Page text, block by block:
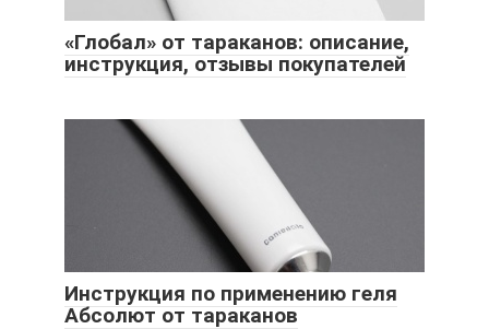
«Глобал» от тараканов: описание,
инструкция, отзывы покупателей
Инструкция по применению геля
Абсолют от тараканов